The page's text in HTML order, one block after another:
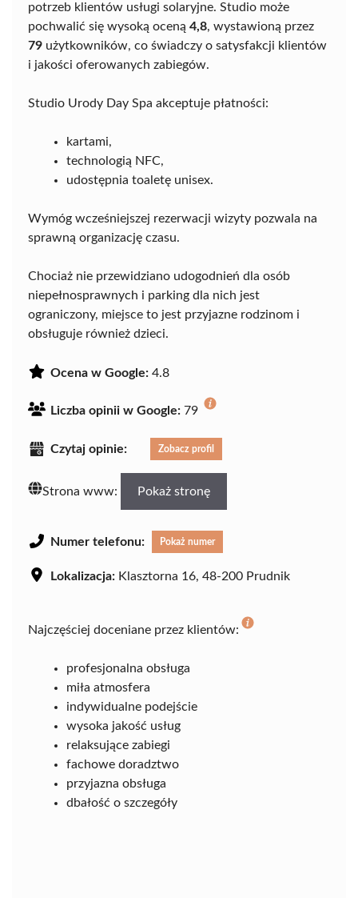
potrzeb klientów usługi solaryjne. Studio może
pochwalić się wysoką oceną 4,8, wystawioną przez
79 użytkowników, co świadczy o satysfakcji klientów
i jakości oferowanych zabiegów.
Studio Urody Day Spa akceptuje płatności:
kartami,
technologią NFC,
udostępnia toaletę unisex.
Wymóg wcześniejszej rezerwacji wizyty pozwala na
sprawną organizację czasu.
Chociaż nie przewidziano udogodnień dla osób
niepełnosprawnych i parking dla nich jest
ograniczony, miejsce to jest przyjazne rodzinom i
obsługuje również dzieci.
Ocena w Google: 4.8
Liczba opinii w Google: 79
Czytaj opinie: Zobacz profil
Strona www: Pokaż stronę
Numer telefonu: Pokaż numer
Lokalizacja: Klasztorna 16, 48-200 Prudnik
Najczęściej doceniane przez klientów:
profesjonalna obsługa
miła atmosfera
indywidualne podejście
wysoka jakość usług
relaksujące zabiegi
fachowe doradztwo
przyjazna obsługa
dbałość o szczegóły